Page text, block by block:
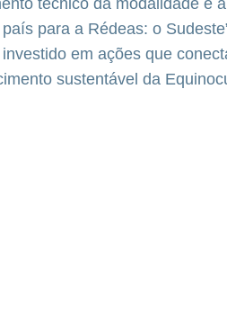
técnico da modalidade e
para a Rédeas: o
em ações que
sustentável da